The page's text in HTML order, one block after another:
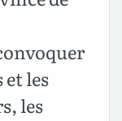
les
les